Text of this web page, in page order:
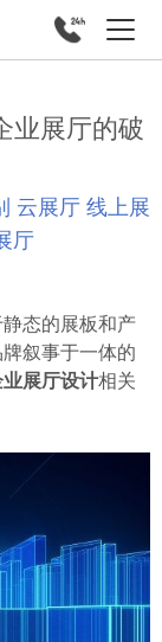
业展厅的破
云展厅 线上展
厅
态的展板和产
叙事于一体的
业展厅设计相关